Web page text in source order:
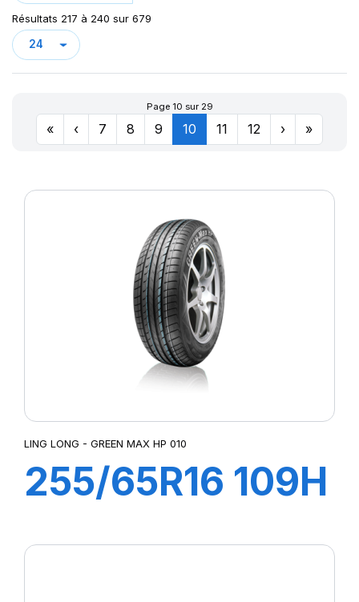
DRIVEWAYS SPORT (+)
DYNAXER HP3
DYNAXER HP4
EAGLE F1
ECORIS
NERO
P1 CINTURATO VERDE
Résultats 217 à 240 sur 679
Page 10 sur 29
« ‹ 7 8 9 10 11 12 › »
LING LONG - GREEN MAX HP 010
255/65R16 109H